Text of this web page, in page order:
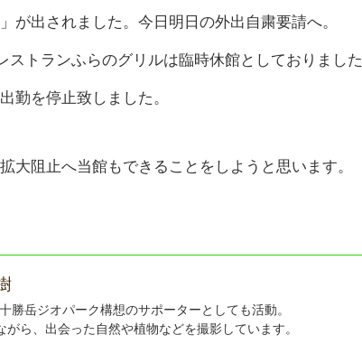
が出されました。今日明日の外出自粛要請へ。
トランふらのグリルは臨時休館としておりました
勤を停止致しました。
阻止へ当館もできることをしようと思います。
勝岳ジオパーク構想のサポーターとしても活動。
ら、出会った自然や植物などを撮影しています。